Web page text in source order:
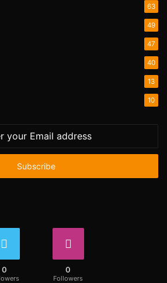
63
49
47
40
13
10
0 0
Followers